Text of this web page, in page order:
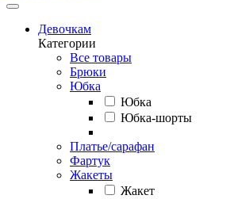
Девочкам
Категории
Все товары
Брюки
Юбка
Юбка
Юбка-шорты
Платье/сарафан
Фартук
Жакеты
Жакет